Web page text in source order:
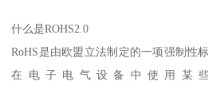
什么是ROHS2.0
RoHS是由欧盟立法制定的一项强制性
在电子电气设备中使用某